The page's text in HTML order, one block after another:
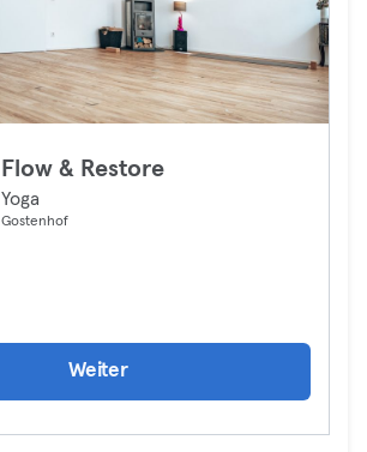
Flow & Restore
Yoga
Gostenhof
Weiter